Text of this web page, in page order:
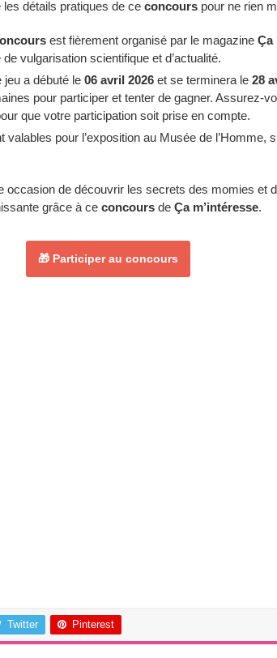
détails pratiques de ce concours pour ne rien
est fièrement organisé par le magazine Ça
vulgarisation scientifique et d’actualité.
jeu a débuté le 06 avril 2026 et se terminera le 28
pour participer et tenter de gagner. Assurez-
que votre participation soit prise en compte.
valables pour l’exposition au Musée de l’Homme,
occasion de découvrir les secrets des momies et
grâce à ce concours de Ça m’intéresse.
🎁 Participer au concours
Twitter Pinterest